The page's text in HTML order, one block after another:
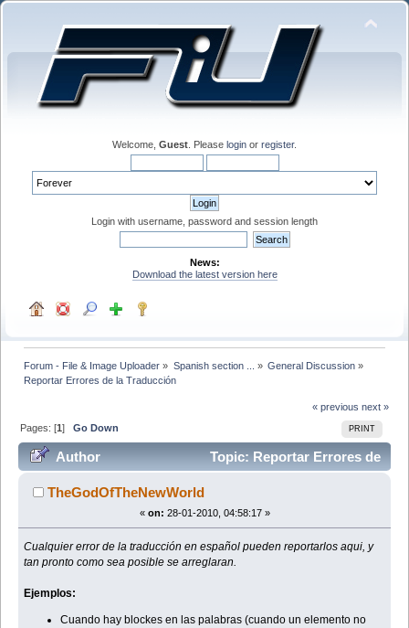
Welcome, Guest . Please login or register.
Login with username, password and session length
News:
Download the latest version here
Forum - File & Image Uploader » Spanish section ... » General Discussion»
Reportar Errores de la Traducción
« previous next »
PRINT
Pages: [1]Go Down
Author
Topic: Reportar Errores de
la Traducción (Read 110216 times)
TheGodOfTheNewWorld
« on: 28-01-2010, 04:58:17 »
Cualquier error de la traducción en español pueden reportarlos aqui, y
tan pronto como sea posible se arreglaran.
Ejemplos:
Cuando hay blockes en las palabras (cuando un elemento no